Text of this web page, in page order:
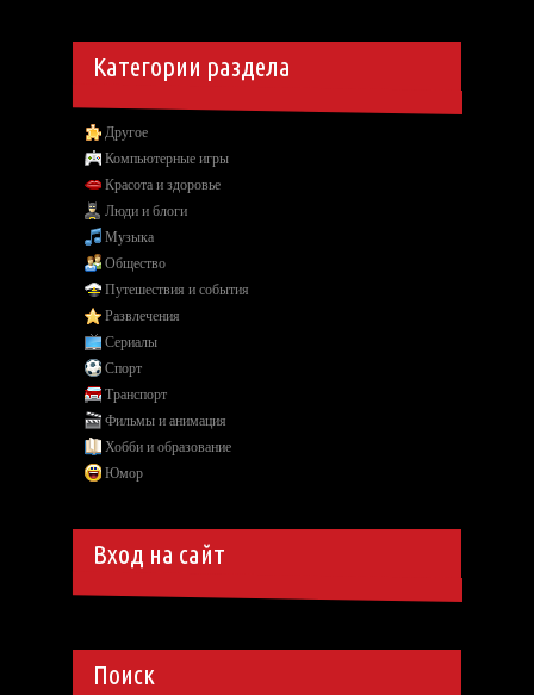
Категории раздела
Другое
Компьютерные игры
Красота и здоровье
Люди и блоги
Музыка
Общество
Путешествия и события
Развлечения
Сериалы
Спорт
Транспорт
Фильмы и анимация
Хобби и образование
Юмор
Вход на сайт
Поиск